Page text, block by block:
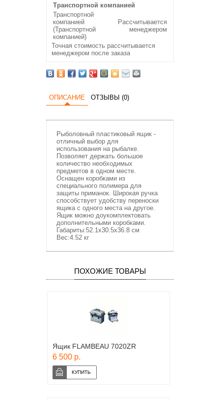
Транспортной компанией
Транспортной
компанией
(Транспортной
компанией)
Рассчитывается
менеджером
Точная стоимость рассчитывается
менеджером после заказа
ОПИСАНИЕ ОТЗЫВЫ (0)
Рыболовный пластиковый ящик -
отличный выбор для
использования на рыбалке.
Позволяет держать большое
количество необходимых
предметов в одном месте.
Оснащен коробками из
специального полимера для
защиты приманок. Широкая ручка
способствует удобству переноски
ящика с одного места на другое.
Ящик можно доукомплектовать
дополнительными коробками.
Габариты:52.1х30.5х36.8 см
Вес:4.52 кг
ПОХОЖИЕ ТОВАРЫ
Ящик FLAMBEAU 7020ZR
6 500 р.